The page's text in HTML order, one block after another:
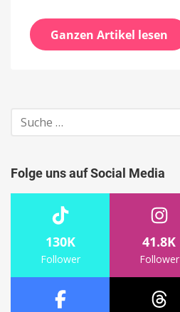
Ganzen Artikel lesen
Suche
nach:
Folge uns auf Social Media
130K
Follower
41.8K
Follower